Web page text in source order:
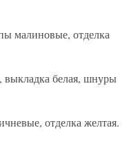
малиновые, отделка
выкладка белая, шнуры
отделка желтая.